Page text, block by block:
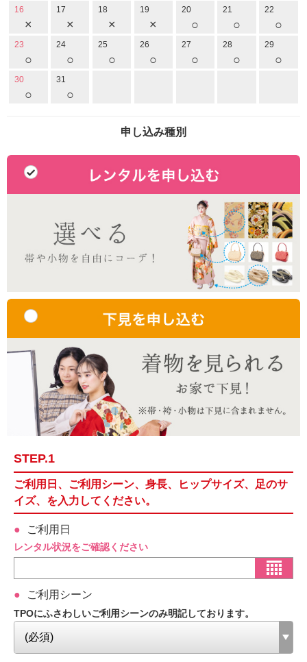
16
×
17
×
18
×
19
×
20
○
21
○
22
○
23
○
24
○
25
○
26
○
27
○
28
○
29
○
30
○
31
○
申し込み種別
STEP.1
ご利用日、ご利用シーン、身長、ヒップサイズ、足のサ
イズ、を入力してください。
ご利用日
レンタル状況をご確認ください
ご利用シーン
TPOにふさわしいご利用シーンのみ明記しております。